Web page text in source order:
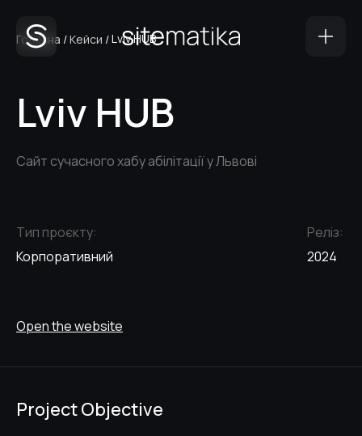
Головна /Кейси /Lviv HUB
Lviv HUB
Сайт сучасного хабу абілітації у Львові
Тип проєкту:
Корпоративний
Реліз:
2024
Open the website
Project Objective